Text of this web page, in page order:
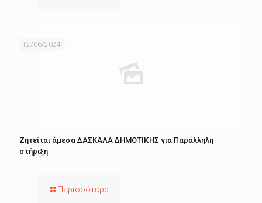
12/06/2024
Ζητείται άμεσα ΔΑΣΚΆΛΑ ΔΗΜΟΤΙΚΉΣ για Παράλληλη
στήριξη
Περισσότερα